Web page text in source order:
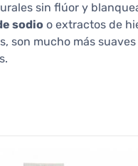
sin flúor y
sodio o extractos de
son mucho más